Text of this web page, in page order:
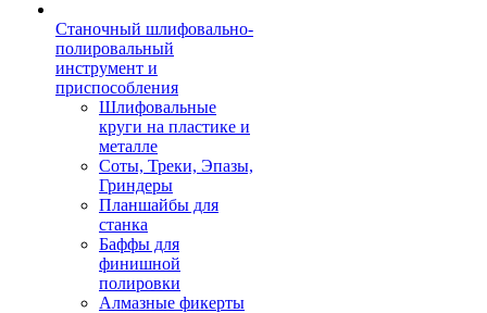
Станочный шлифовально-
полировальный
инструмент и
приспособления
Шлифовальные
круги на пластике и
металле
Соты, Треки, Эпазы,
Гриндеры
Планшайбы для
станка
Баффы для
финишной
полировки
Алмазные фикерты